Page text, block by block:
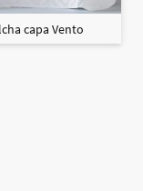
capa Vento